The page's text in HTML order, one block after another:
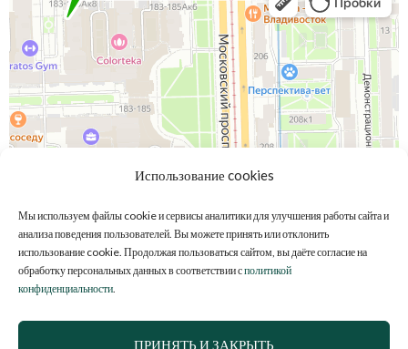
Использование cookies
Мы используем файлы cookie и сервисы аналитики для улучшения работы сайта и
анализа поведения пользователей. Вы можете принять или отклонить
использование cookie. Продолжая пользоваться сайтом, вы даёте согласие на
обработку персональных данных в соответствии сполитикой
конфиденциальности.
ПРИНЯТЬ И ЗАКРЫТЬ